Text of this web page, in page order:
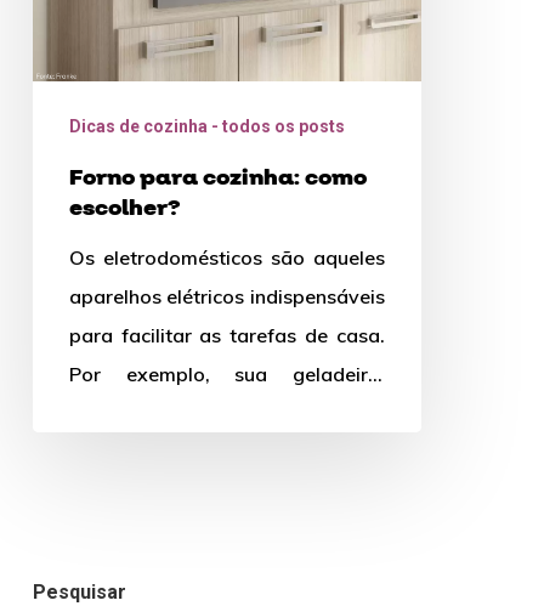
Dicas de cozinha - todos os posts
Forno para cozinha: como
escolher?
Os eletrodomésticos são aqueles
aparelhos elétricos indispensáveis
para facilitar as tarefas de casa.
Por exemplo, sua geladeira,
Pesquisar